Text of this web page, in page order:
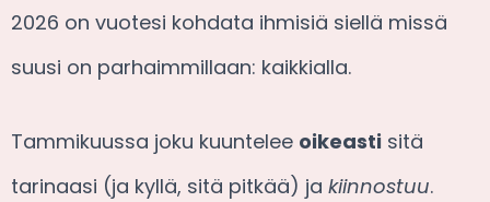
2026 on vuotesi kohdata ihmisiä siellä missä
suusi on parhaimmillaan: kaikkialla.
Tammikuussa joku kuuntelee oikeasti sitä
tarinaasi (ja kyllä, sitä pitkää) ja kiinnostuu.